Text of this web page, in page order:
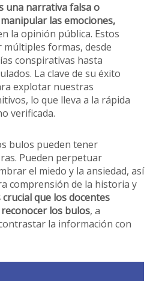
una narrativa falsa o
las emociones,
la opinión pública. Estos
formas, desde
conspirativas hasta
La clave de su éxito
explotar nuestras
lo que lleva a la rápida
verificada.
bulos pueden tener
Pueden perpetuar
el miedo y la ansiedad, así
comprensión de la historia y
crucial que los docentes
los bulos, a
la información con